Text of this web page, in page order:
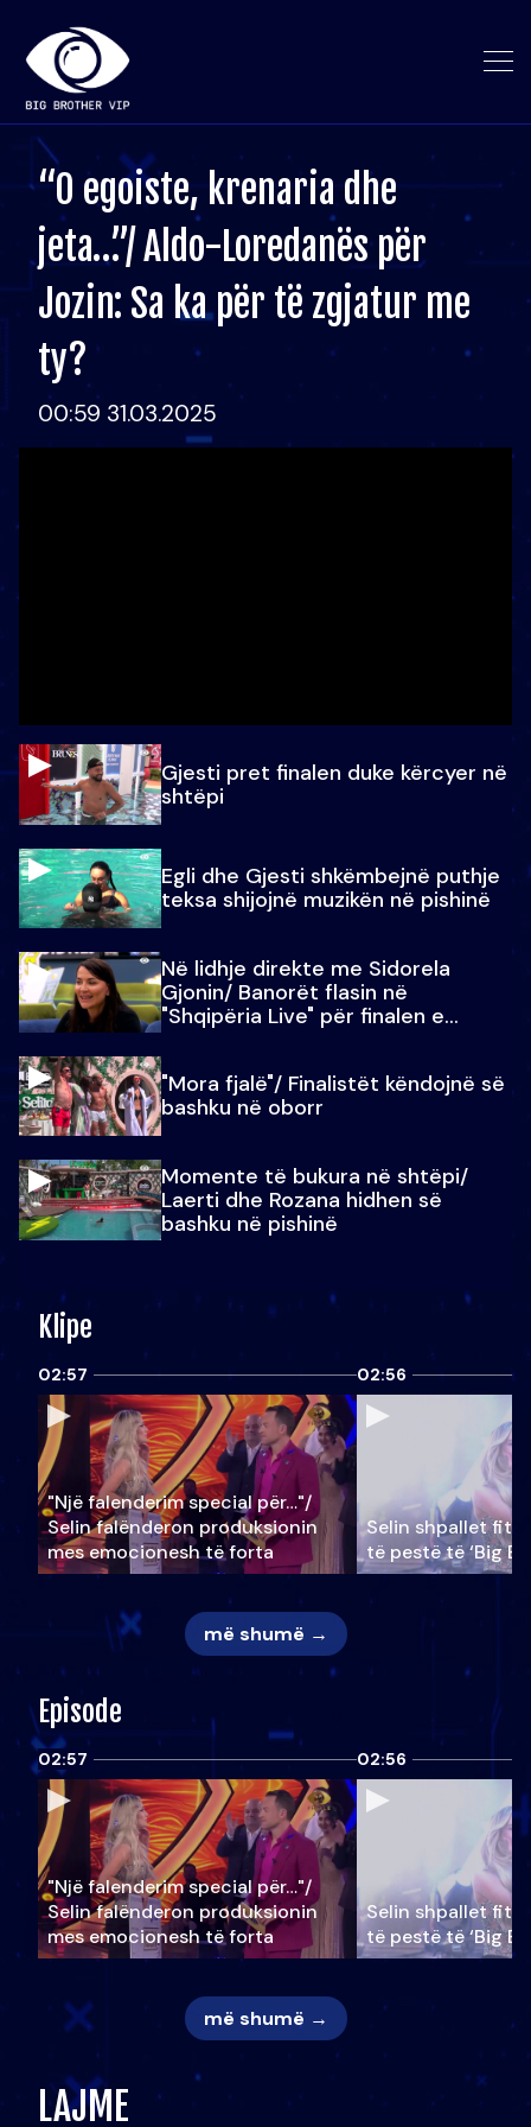
“O egoiste, krenaria dhe
jeta…”/ Aldo-Loredanës për
Jozin: Sa ka për të zgjatur me
ty?
00:59 31.03.2025
Gjesti pret finalen duke kërcyer në
shtëpi
Egli dhe Gjesti shkëmbejnë puthje
teksa shijojnë muzikën në pishinë
Në lidhje direkte me Sidorela
Gjonin/ Banorët flasin në
"Shqipëria Live" për finalen e
"Mora fjalë"/ Finalistët këndojnë së
bashku në oborr
Momente të bukura në shtëpi/
Laerti dhe Rozana hidhen së
bashku në pishinë
Klipe
02:57
"Një falenderim special për…"/
Selin falënderon produksionin
mes emocionesh të forta
02:56
Selin shpallet
të pestë të ‘Big
më shumë →
Episode
02:57
"Një falenderim special për…"/
Selin falënderon produksionin
mes emocionesh të forta
02:56
Selin shpallet
të pestë të ‘Big
më shumë →
LAJME